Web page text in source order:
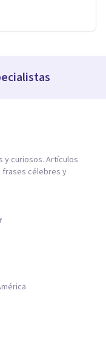
y curiosos. Artículos
frases célebres y